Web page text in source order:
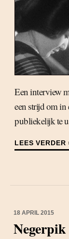
Een interview
een strijd om in
publiekelijk te
LEES VERDER
18 APRIL 2015
Negerpik